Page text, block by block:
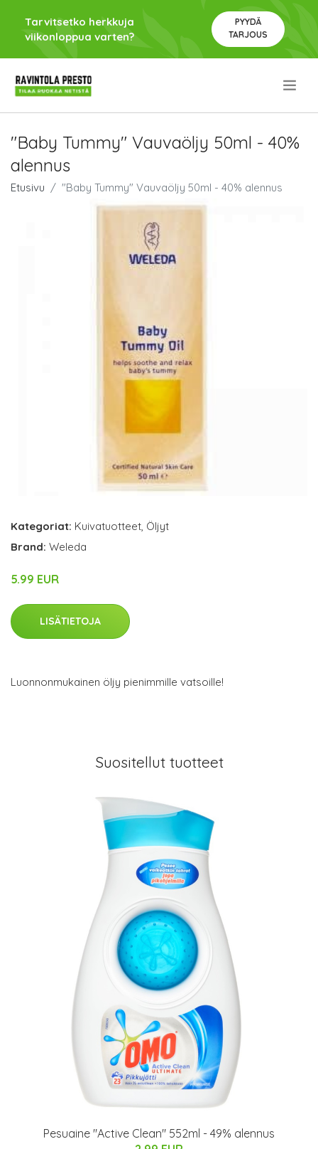
Tarvitsetko herkkuja
viikonloppua varten?
PYYDÄ
TARJOUS
"Baby Tummy" Vauvaöljy 50ml - 40%
alennus
Etusivu "Baby Tummy" Vauvaöljy 50ml - 40% alennus
Kategoriat: Kuivatuotteet, Öljyt
Brand: Weleda
5.99 EUR
LISÄTIETOJA
Luonnonmukainen öljy pienimmille vatsoille!
Suositellut tuotteet
Pesuaine "Active Clean" 552ml - 49% alennus